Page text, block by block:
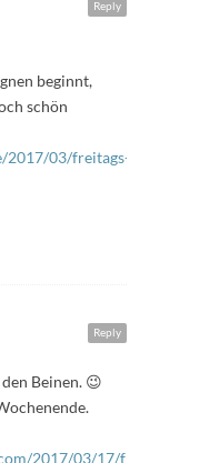
Reply
beginnt,
schön
2017/03/freitags-
Reply
Beinen. 😉
2017/03/17/freitags-